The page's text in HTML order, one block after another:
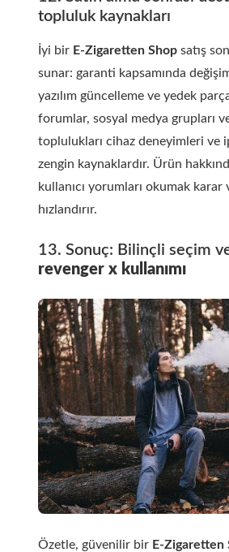
topluluk kaynakları
İyi bir E-Zigaretten Shop satış
sunar: garanti kapsamında
yazılım güncelleme ve yedek
forumlar, sosyal medya grupları
toplulukları cihaz deneyimleri ve
zengin kaynaklardır. Ürün
kullanıcı yorumları okumak
hızlandırır.
13. Sonuç: Bilinçli seçim
revenger x kullanımı
Özetle, güvenilir bir E-Zigaretten